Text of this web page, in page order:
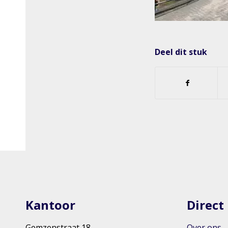
Deel dit stuk
Kantoor Direct